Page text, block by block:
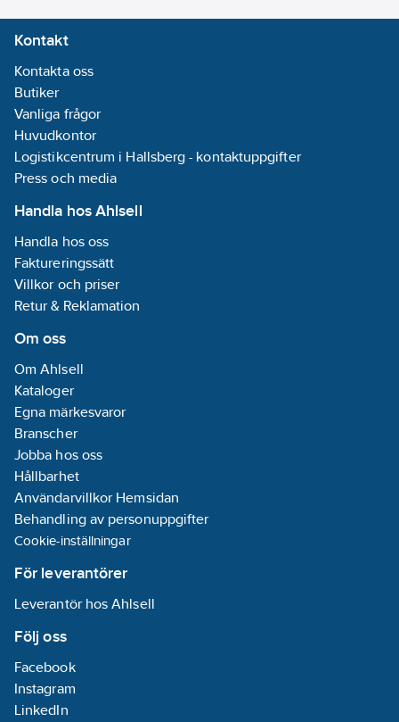
Kontakt
Kontakta oss
Butiker
Vanliga frågor
Huvudkontor
Logistikcentrum i Hallsberg - kontaktuppgifter
Press och media
Handla hos Ahlsell
Handla hos oss
Faktureringssätt
Villkor och priser
Retur & Reklamation
Om oss
Om Ahlsell
Kataloger
Egna märkesvaror
Branscher
Jobba hos oss
Hållbarhet
Användarvillkor Hemsidan
Behandling av personuppgifter
Cookie-inställningar
För leverantörer
Leverantör hos Ahlsell
Följ oss
Facebook
Instagram
LinkedIn